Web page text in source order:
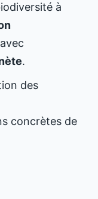
à
.
des
concrètes de